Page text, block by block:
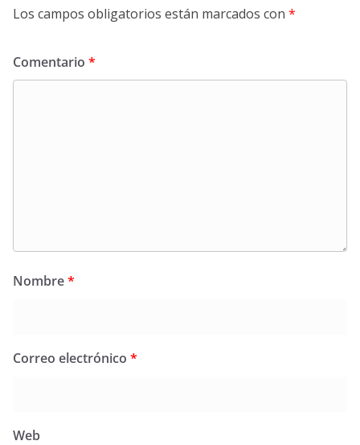
Los campos obligatorios están marcados con *
Comentario *
Nombre*
Correo electrónico *
Web